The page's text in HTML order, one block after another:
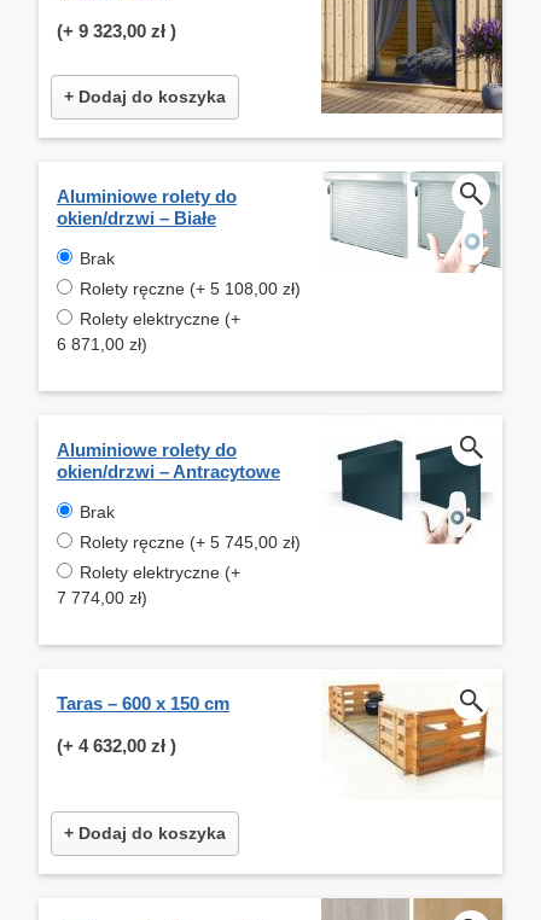
(+ 9 323,00 zł )
+ Dodaj do koszyka
Aluminiowe rolety do
okien/drzwi – Białe
Brak
Rolety ręczne (+ 5 108,00 zł)
Rolety elektryczne (+
6 871,00 zł)
Aluminiowe rolety do
okien/drzwi – Antracytowe
Brak
Rolety ręczne (+ 5 745,00 zł)
Rolety elektryczne (+
7 774,00 zł)
Taras – 600 x 150 cm
(+ 4 632,00 zł )
+ Dodaj do koszyka